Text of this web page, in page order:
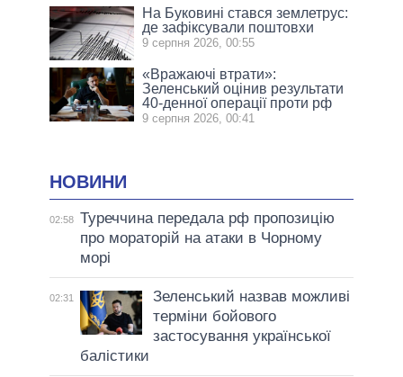
На Буковині стався землетрус:
де зафіксували поштовхи
9 серпня 2026, 00:55
«Вражаючі втрати»:
Зеленський оцінив результати
40-денної операції проти рф
9 серпня 2026, 00:41
НОВИНИ
02:58 Туреччина передала рф пропозицію
про мораторій на атаки в Чорному
морі
02:31
Зеленський назвав можливі
терміни бойового
застосування української
балістики